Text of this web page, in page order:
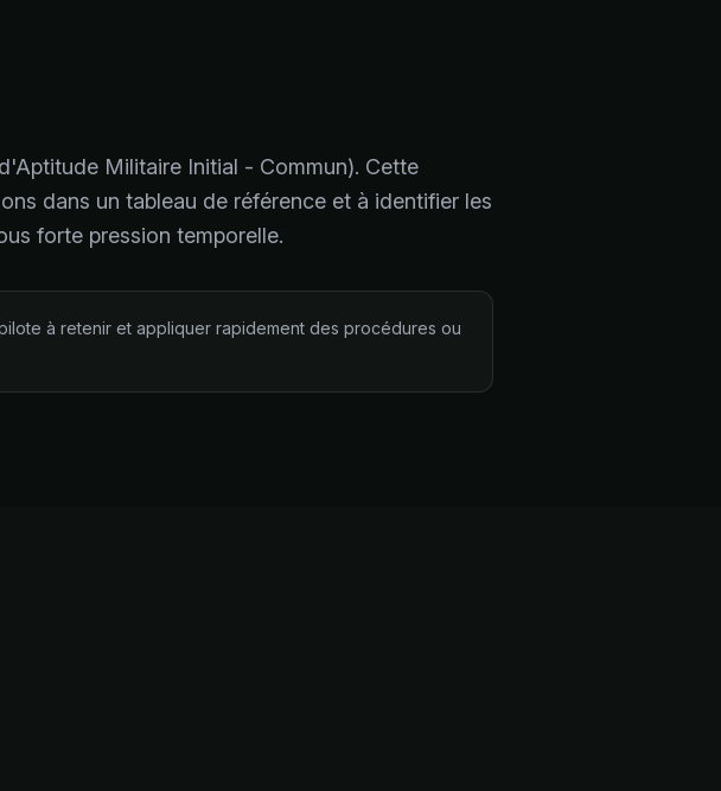
Militaire Initial - Commun). Cette
dans un tableau de référence et à identifier les
forte pression temporelle.
à retenir et appliquer rapidement des procédures ou